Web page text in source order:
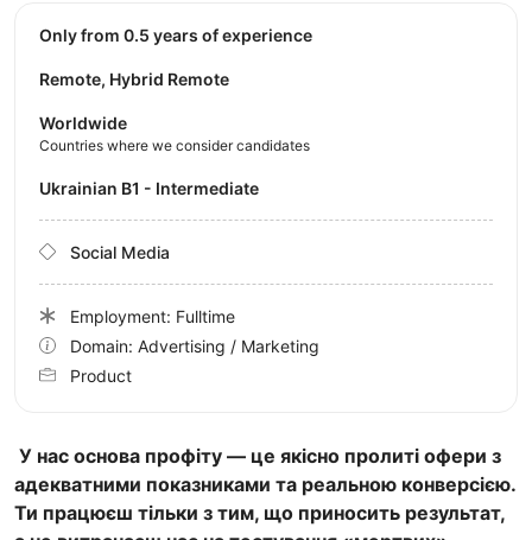
У нас основа профіту — це якісно пролиті офери з
адекватними показниками та реальною конверсією.
Ти працюєш тільки з тим, що приносить результат,
Only from 0.5 years of experience
Remote, Hybrid Remote
Worldwide
Countries where we consider candidates
Ukrainian B1 - Intermediate
Social Media
Employment: Fulltime
Domain: Advertising / Marketing
Product